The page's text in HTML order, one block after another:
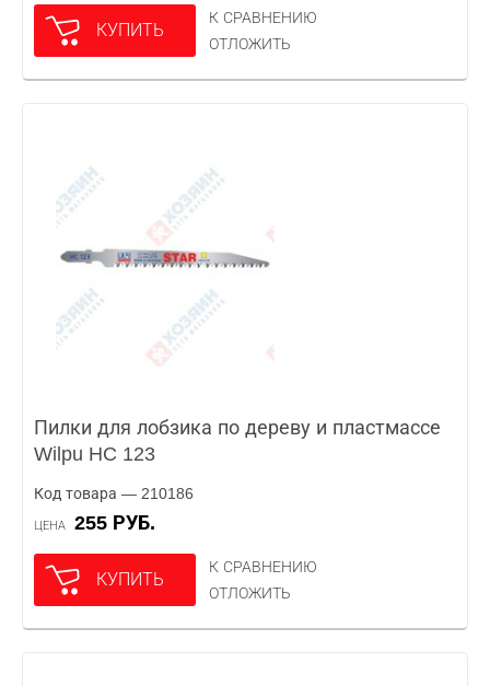
КУПИТЬ
К СРАВНЕНИЮ
ОТЛОЖИТЬ
Пилки для лобзика по дереву и пластмассе
Wilpu HC 123
Код товара — 210186
ЦЕНА 255 РУБ.
КУПИТЬ
К СРАВНЕНИЮ
ОТЛОЖИТЬ